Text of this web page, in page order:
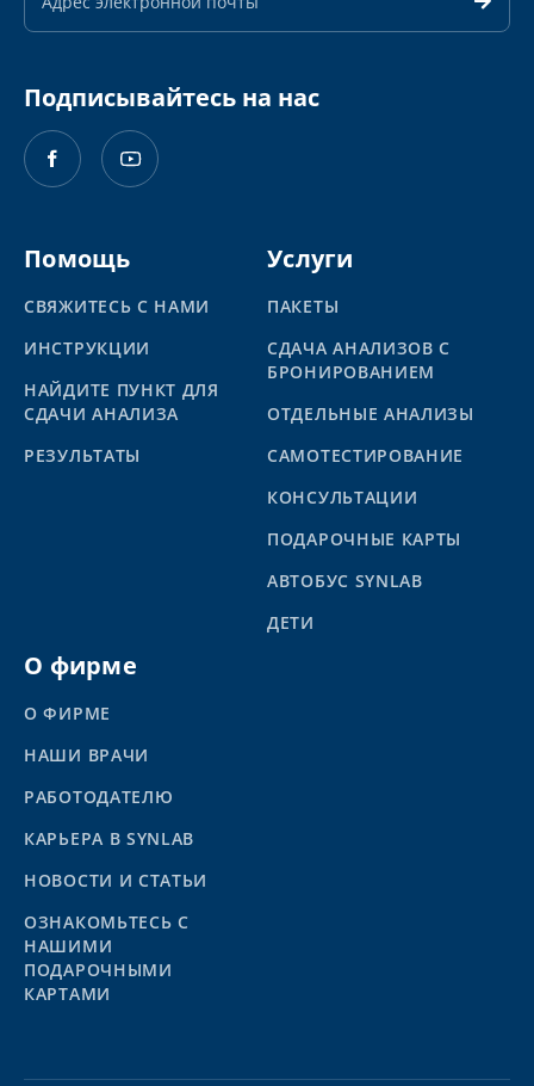
почты
Подписывайтесь на нас
Помощь
СВЯЖИТЕСЬ С НАМИ
ИНСТРУКЦИИ
НАЙДИТЕ ПУНКТ ДЛЯ
СДАЧИ АНАЛИЗА
PЕЗУЛЬТАТЫ
Услуги
ПАКЕТЫ
СДАЧА АНАЛИЗОВ С
БРОНИРОВАНИЕМ
ОТДЕЛЬНЫЕ АНАЛИЗЫ
САМОТЕСТИРОВАНИЕ
КОНСУЛЬТАЦИИ
ПОДАРОЧНЫЕ КАРТЫ
АВТОБУС SYNLAB
ДЕТИ
О фирме
О ФИРМЕ
НАШИ ВРАЧИ
РАБОТОДАТЕЛЮ
КАРЬЕРА В SYNLAB
НОВОСТИ И СТАТЬИ
ОЗНАКОМЬТЕСЬ С
НАШИМИ
ПОДАРОЧНЫМИ
КАРТАМИ